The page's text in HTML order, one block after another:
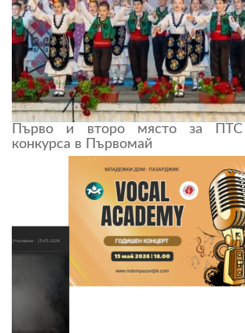
Първо и второ място за ПТС
конкурса в Първомай